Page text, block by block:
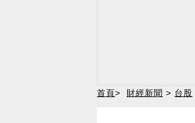
首頁> 財經新聞 > 台股